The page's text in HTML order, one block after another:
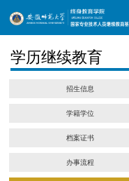
学历继续教育
招生信息
学籍学位
档案证书
办事流程